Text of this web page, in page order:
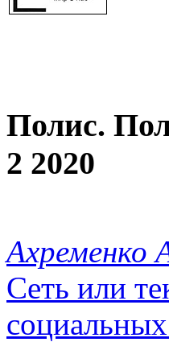
Полис.
2 2020
Ахременко
Сеть или